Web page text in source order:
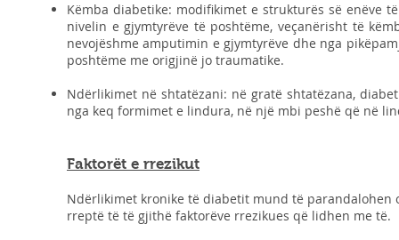
Këmba diabetike: modifikimet e strukturës së enëve
nivelin e gjymtyrëve të poshtëme, veçanërisht të
nevojëshme amputimin e gjymtyrëve dhe nga
poshtëme me origjinë jo traumatike.
Ndërlikimet në shtatëzani: në gratë shtatëzana,
nga keq formimet e lindura, në një mbi peshë që në
Faktorët e rrezikut
Ndërlikimet kronike të diabetit mund të
rreptë të të gjithë faktorëve rrezikues që lidhen me të.